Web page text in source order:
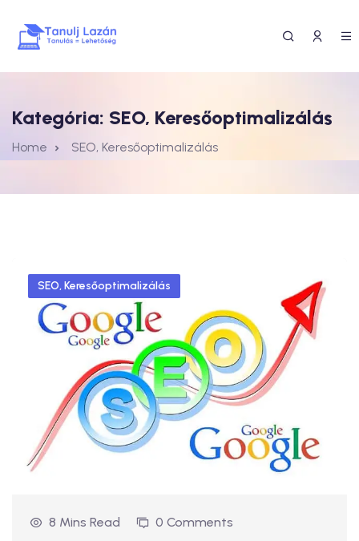
Kategória: SEO, Keresőoptimalizálás
Home SEO, Keresőoptimalizálás
SEO, Keresőoptimalizálás
8 Mins Read
0 Comments